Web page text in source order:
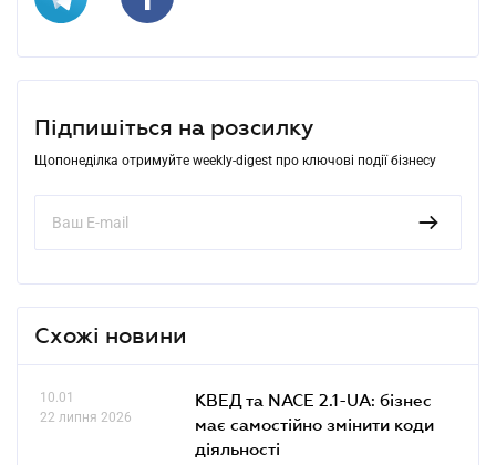
Підпишіться на розсилку
Щопонеділка отримуйте weekly-digest про ключові події бізнесу
Схожі новини
10.01
22 липня 2026
КВЕД та NACE 2.1-UA: бізнес
має самостійно змінити коди
діяльності